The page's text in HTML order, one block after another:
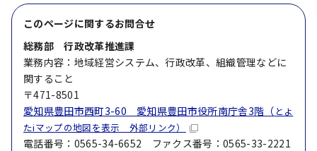
このページに関するお問合せ
総務部 行政改革推進課
業務内容：地域経営システム、行政改革、組織管理などに
関すること
〒471-8501
愛知県豊田市西町3-60 愛知県豊田市役所南庁舎3階（ とよ
たiマップの地図を表示 外部リンク）
電話番号：0565-34-6652 ファクス番号：0565-33-2221